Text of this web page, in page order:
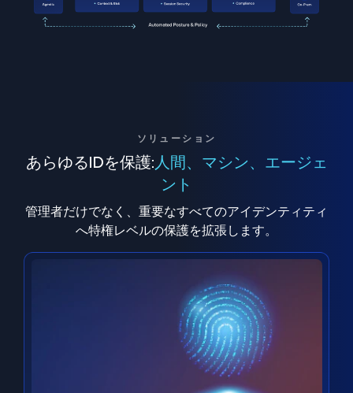
ソリューション
あらゆるIDを保護: 人間、マシン、エージェ
ント
管理者だけでなく、重要なすべてのアイデンティティ
へ特権レベルの保護を拡張します。